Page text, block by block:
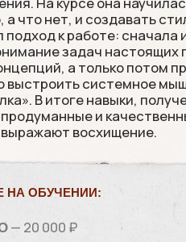
системное мышление,
навыки, полученные на курсе,
и качественные сайты,
000 Р